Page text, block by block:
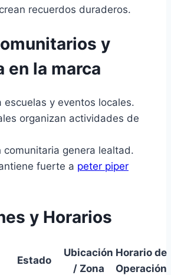
recuerdos duraderos.
y
en la marca
escuelas y eventos locales.
organizan actividades de
comunitaria genera lealtad.
fuerte a peter piper
y Horarios
Estado
Ubicación
/ Zona
Horario de
Operación